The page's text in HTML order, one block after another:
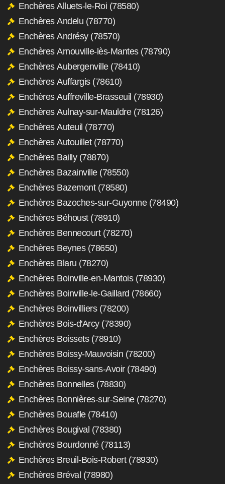
Enchères Alluets-le-Roi (78580)
Enchères Andelu (78770)
Enchères Andrésy (78570)
Enchères Arnouville-lès-Mantes (78790)
Enchères Aubergenville (78410)
Enchères Auffargis (78610)
Enchères Auffreville-Brasseuil (78930)
Enchères Aulnay-sur-Mauldre (78126)
Enchères Auteuil (78770)
Enchères Autouillet (78770)
Enchères Bailly (78870)
Enchères Bazainville (78550)
Enchères Bazemont (78580)
Enchères Bazoches-sur-Guyonne (78490)
Enchères Béhoust (78910)
Enchères Bennecourt (78270)
Enchères Beynes (78650)
Enchères Blaru (78270)
Enchères Boinville-en-Mantois (78930)
Enchères Boinville-le-Gaillard (78660)
Enchères Boinvilliers (78200)
Enchères Bois-d'Arcy (78390)
Enchères Boissets (78910)
Enchères Boissy-Mauvoisin (78200)
Enchères Boissy-sans-Avoir (78490)
Enchères Bonnelles (78830)
Enchères Bonnières-sur-Seine (78270)
Enchères Bouafle (78410)
Enchères Bougival (78380)
Enchères Bourdonné (78113)
Enchères Breuil-Bois-Robert (78930)
Enchères Bréval (78980)